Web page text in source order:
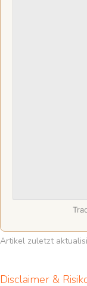
Artikel zuletzt
Disclaimer &